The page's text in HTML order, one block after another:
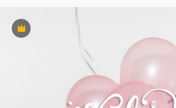
Premium